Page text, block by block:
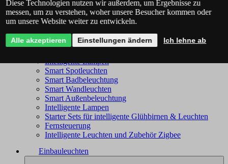
Philips Hue - das komplette Angebot
Immax NEO - komplettes Sortiment
Trio Wiz - das komplette Angebot
Smart Kronleuchter
Smart Deckenleuchten
Intelligente Lampen
Smart Spotleuchten
Smart Badbeleuchtung
Smart Wandleuchten
Smart Außenbeleuchtung
Intelligente Lampen
Starter Sets für intelligente Glühbirnen & Leuchten
Fernsteuerung
Intelligente Leuchten und Zubehör Zigbee
Einbauleuchten
Diese Technologien nutzen wir außerdem, um Ergebnisse zu
messen, um zu verstehen, woher unsere Besucher kommen oder
um unsere Website weiter zu entwickeln.
Alle akzeptieren Einstellungen ändern Ich lehne ab